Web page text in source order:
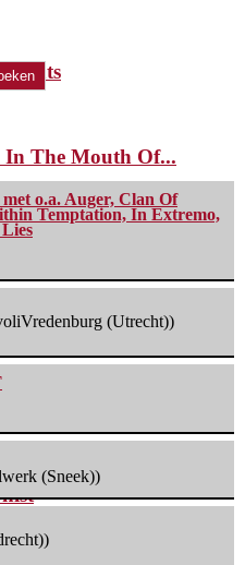
Nights
In The Mouth Of...
II
o.a. Auger, Clan Of
Temptation, In Extremo,
(Utrecht))
(Sneek))